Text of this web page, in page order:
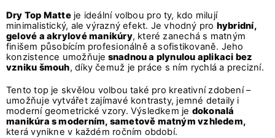
Dry Top Matteje ideální volbou pro ty, kdo milují
minimalistický, ale výrazný efekt. Je vhodný pro hybridní,
gelové a akrylové manikúry, které zanechá s matným
finišem působícím profesionálně a sofistikovaně. Jeho
konzistence umožňuje snadnou a plynulou aplikaci bez
vzniku šmouh, díky čemuž je práce s ním rychlá a precizní.
Tento top je skvělou volbou také pro kreativní zdobení –
umožňuje vytvářet zajímavé kontrasty, jemné detaily i
moderní geometrické vzory. Výsledkem je dokonalá
manikúra s moderním, sametově matným vzhledem,
která vynikne v každém ročním období.